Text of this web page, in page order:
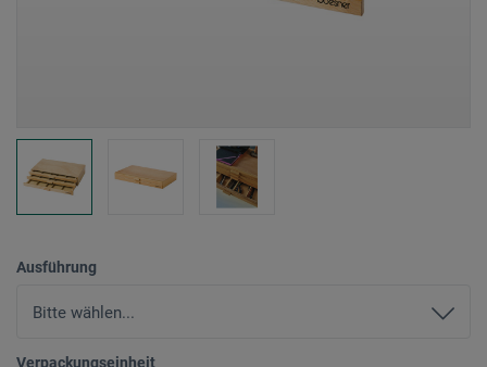
Ausführung
Verpackungseinheit